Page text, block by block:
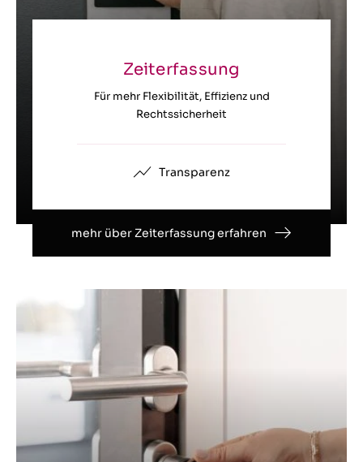
Zeiterfassung
Für mehr Flexibilität, Effizienz und
Rechtssicherheit
Transparenz
mehr über Zeiterfassung erfahren